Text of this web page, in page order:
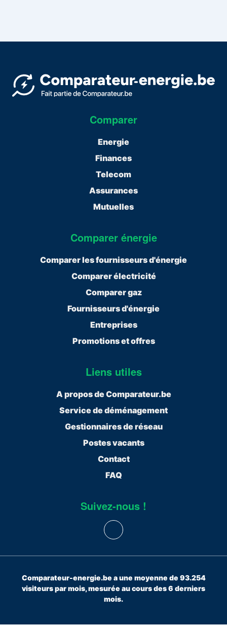
Comparer
Energie
Finances
Telecom
Assurances
Mutuelles
Comparer énergie
Comparer les fournisseurs d'énergie
Comparer électricité
Comparer gaz
Fournisseurs d'énergie
Entreprises
Promotions et offres
Liens utiles
A propos de Comparateur.be
Service de déménagement
Gestionnaires de réseau
Postes vacants
Contact
FAQ
Suivez-nous !
Comparateur-energie.be a une moyenne de 93.254
visiteurs par mois, mesurée au cours des 6 derniers
mois.